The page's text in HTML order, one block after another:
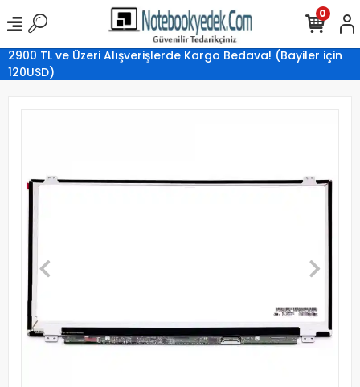
2900 TL ve Üzeri Alışverişlerde Kargo Bedava! (Bayiler için
120USD)
0